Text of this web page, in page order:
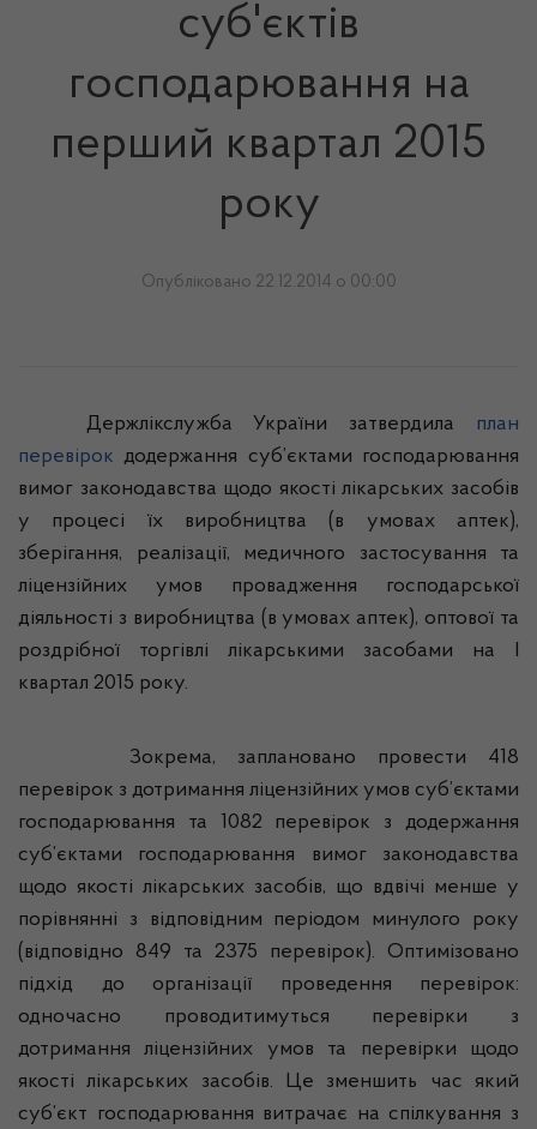
суб'єктів
господарювання на
перший квартал 2015
року
Опубліковано 22.12.2014 о 00:00
Держлікслужба України затвердила
план
перевірок додержання суб’єктами господарювання
вимог законодавства щодо якості лікарських засобів
у процесі їх виробництва (в умовах аптек),
зберігання, реалізації, медичного застосування та
ліцензійних умов провадження господарської
діяльності з виробництва (в умовах аптек), оптової та
роздрібної торгівлі лікарськими засобами на І
квартал 2015 року.
Зокрема, заплановано провести 418
перевірок з дотримання ліцензійних умов суб’єктами
господарювання та 1082 перевірок з додержання
суб’єктами господарювання вимог законодавства
щодо якості лікарських засобів, що вдвічі менше у
порівнянні з відповідним періодом минулого року
(відповідно 849 та 2375 перевірок). Оптимізовано
підхід до організації проведення перевірок:
одночасно проводитимуться перевірки з
дотримання ліцензійних умов та перевірки щодо
якості лікарських засобів. Це зменшить час який
суб’єкт господарювання витрачає на спілкування з